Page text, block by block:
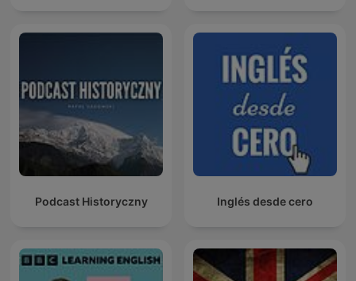
Podcast Historyczny Inglés desde cero